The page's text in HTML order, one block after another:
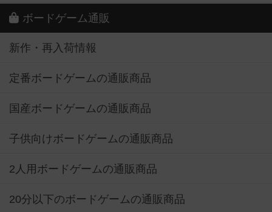
ボードゲーム通販
新作・再入荷情報
定番ボードゲームの通販商品
国産ボードゲームの通販商品
子供向けボードゲームの通販商品
2人用ボードゲームの通販商品
20分以下のボードゲームの通販商品